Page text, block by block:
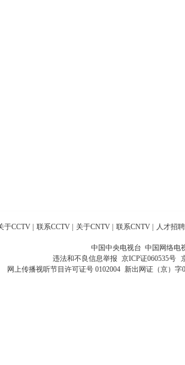
于CCTV 联系CCTV 关于CNTV 联系CNTV 人才招聘
中国中央电视台 中国网络电
违法和不良信息举报 京ICP证060535号
网上传播视听节目许可证号 0102004 新出网证（京）